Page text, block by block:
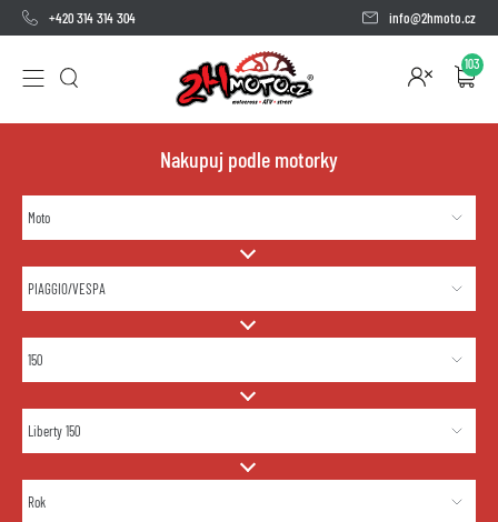
+420 314 314 304 info@2hmoto.cz
103
Nakupuj podle motorky